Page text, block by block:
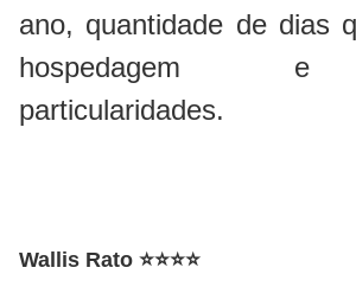
ano, quantidade de dias
hospedagem e
particularidades.
Wallis Rato ⭐⭐⭐⭐